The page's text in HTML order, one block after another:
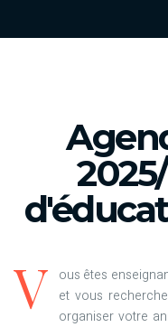
V
ous êtes
et vous
organiser votre